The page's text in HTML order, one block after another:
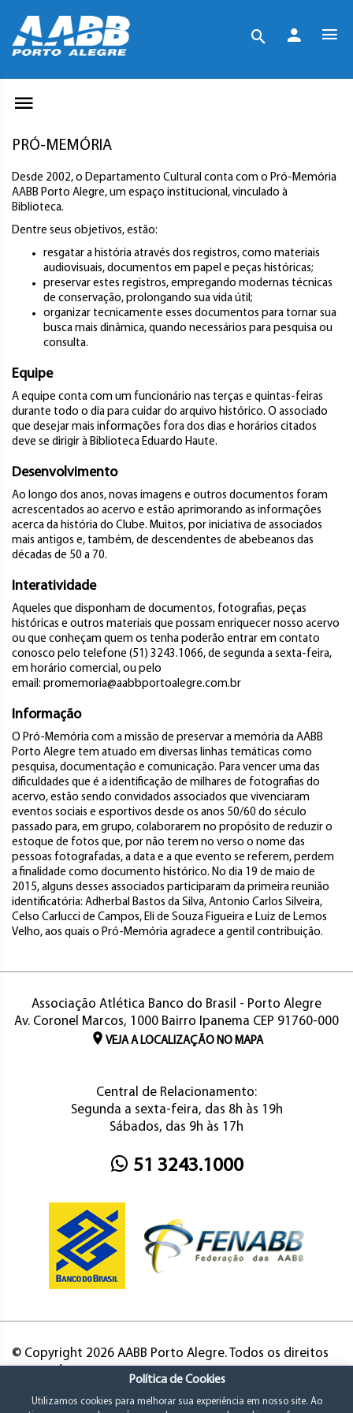
PRÓ-MEMÓRIA
Desde 2002, o Departamento Cultural conta com o Pró-Memória
AABB Porto Alegre, um espaço institucional, vinculado à
Biblioteca.
Dentre seus objetivos, estão:
resgatar a história através dos registros, como materiais
audiovisuais, documentos em papel e peças históricas;
preservar estes registros, empregando modernas técnicas
de conservação, prolongando sua vida útil;
organizar tecnicamente esses documentos para tornar sua
busca mais dinâmica, quando necessários para pesquisa ou
consulta.
Equipe
A equipe conta com um funcionário nas terças e quintas-feiras
durante todo o dia para cuidar do arquivo histórico. O associado
que desejar mais informações fora dos dias e horários citados
deve se dirigir à Biblioteca Eduardo Haute.
Desenvolvimento
Ao longo dos anos, novas imagens e outros documentos foram
acrescentados ao acervo e estão aprimorando as informações
acerca da história do Clube. Muitos, por iniciativa de associados
mais antigos e, também, de descendentes de abebeanos das
décadas de 50 a 70.
Interatividade
Aqueles que disponham de documentos, fotografias, peças
históricas e outros materiais que possam enriquecer nosso acervo
ou que conheçam quem os tenha poderão entrar em contato
conosco pelo telefone (51) 3243.1066, de segunda a sexta-feira,
em horário comercial, ou pelo
email: promemoria@aabbportoalegre.com.br
Informação
O Pró-Memória com a missão de preservar a memória da AABB
Porto Alegre tem atuado em diversas linhas temáticas como
pesquisa, documentação e comunicação. Para vencer uma das
dificuldades que é a identificação de milhares de fotografias do
acervo, estão sendo convidados associados que vivenciaram
eventos sociais e esportivos desde os anos 50/60 do século
passado para, em grupo, colaborarem no propósito de reduzir o
estoque de fotos que, por não terem no verso o nome das
pessoas fotografadas, a data e a que evento se referem, perdem
a finalidade como documento histórico. No dia 19 de maio de
2015, alguns desses associados participaram da primeira reunião
identificatória: Adherbal Bastos da Silva, Antonio Carlos Silveira,
Celso Carlucci de Campos, Eli de Souza Figueira e Luiz de Lemos
Velho, aos quais o Pró-Memória agradece a gentil contribuição.
Associação Atlética Banco do Brasil - Porto Alegre
Av. Coronel Marcos, 1000 Bairro Ipanema CEP 91760-000
VEJA A LOCALIZAÇÃO NO MAPA
Central de Relacionamento:
Segunda a sexta-feira, das 8h às 19h
Sábados, das 9h às 17h
51 3243.1000
© Copyright 2026 AABB Porto Alegre. Todos os direitos
Política de Cookies
Utilizamos cookies para melhorar sua experiência em nosso site. Ao